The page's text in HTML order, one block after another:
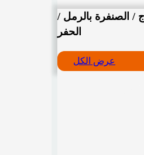
/ الصنفرة بالرمل /
الحفر
عرض الكل